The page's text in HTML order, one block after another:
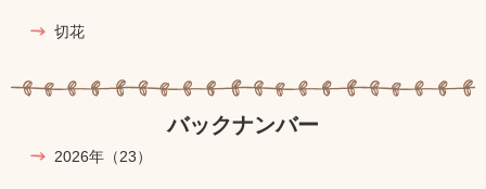
切花
バックナンバー
2026年 （23）